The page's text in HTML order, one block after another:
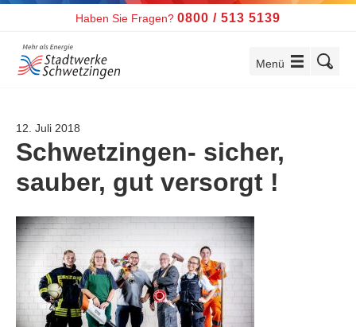
Menü
Haben Sie Fragen? Telefon:
0800 / 513 5139
12. Juli 2018
Schwetzingen- sicher,
sauber, gut versorgt !